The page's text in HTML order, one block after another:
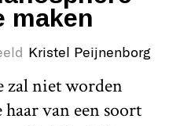
maken
Kristel Peijnenborg
zal niet worden
van een soort